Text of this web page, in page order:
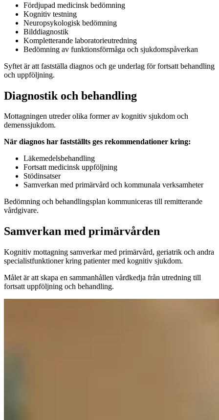
Fördjupad medicinsk bedömning
Kognitiv testning
Neuropsykologisk bedömning
Bilddiagnostik
Kompletterande laboratorieutredning
Bedömning av funktionsförmåga och sjukdomspåverkan
Syftet är att fastställa diagnos och ge underlag för fortsatt behandling
och uppföljning.
Diagnostik och behandling
Mottagningen utreder olika former av kognitiv sjukdom och
demenssjukdom.
När diagnos har fastställts ges rekommendationer kring:
Läkemedelsbehandling
Fortsatt medicinsk uppföljning
Stödinsatser
Samverkan med primärvård och kommunala verksamheter
Bedömning och behandlingsplan kommuniceras till remitterande
vårdgivare.
Samverkan med primärvården
Kognitiv mottagning samverkar med primärvård, geriatrik och andra
specialistfunktioner kring patienter med kognitiv sjukdom.
Målet är att skapa en sammanhållen vårdkedja från utredning till
fortsatt uppföljning och behandling.